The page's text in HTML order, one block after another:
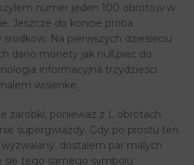
numer jeden 100 obrotow w
Jeszcze do koncie proba
Na pierwszych dziesieciu
dano monety jak null,piec do
informacyjna trzydziesci.
wisienke.
zarobki, poniewaz z L obrotach
supergwiazdy. Gdy po prostu ten
dostalem par malych
sie tego samego symbolu